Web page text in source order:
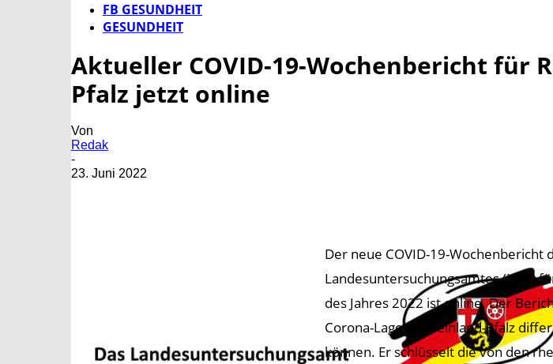
FB GESUNDHEIT
GESUNDHEIT
Aktueller COVID-19-Wochenbericht für
Pfalz jetzt online
Von
Redak
-
23. Juni 2022
Der neue COVID-19-Wochenbericht
Landesuntersuchungsamtes (LUA)
des Jahres 2022 ist online. Der
Corona-Lage in Rheinland-Pfalz
können. Er schlüsselt die von den